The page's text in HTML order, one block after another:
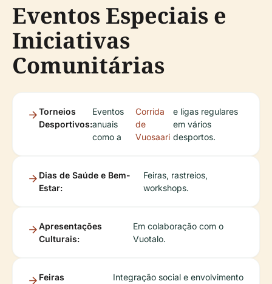
Eventos Especiais e
Iniciativas
Comunitárias
Torneios
Desportivos:
Eventos
anuais
como a
Corrida
de
Vuosaari
e ligas regulares
em vários
desportos.
Dias de Saúde e Bem-
Estar:
Feiras, rastreios,
workshops.
Apresentações
Culturais:
Em colaboração com o
Vuotalo.
Feiras
Integração social e envolvimento